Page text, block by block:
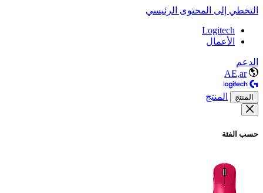
التخطي إلى المحتوى الرئيسي
Logitech
الأعمال
الدعم
AE,ar
المنتج المنتج
حسب الفئة